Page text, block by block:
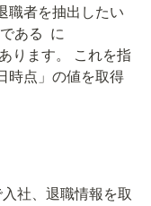
職者を抽出したい
ある
ります。 これを指
時点」の値を取得
社、退職情報を取